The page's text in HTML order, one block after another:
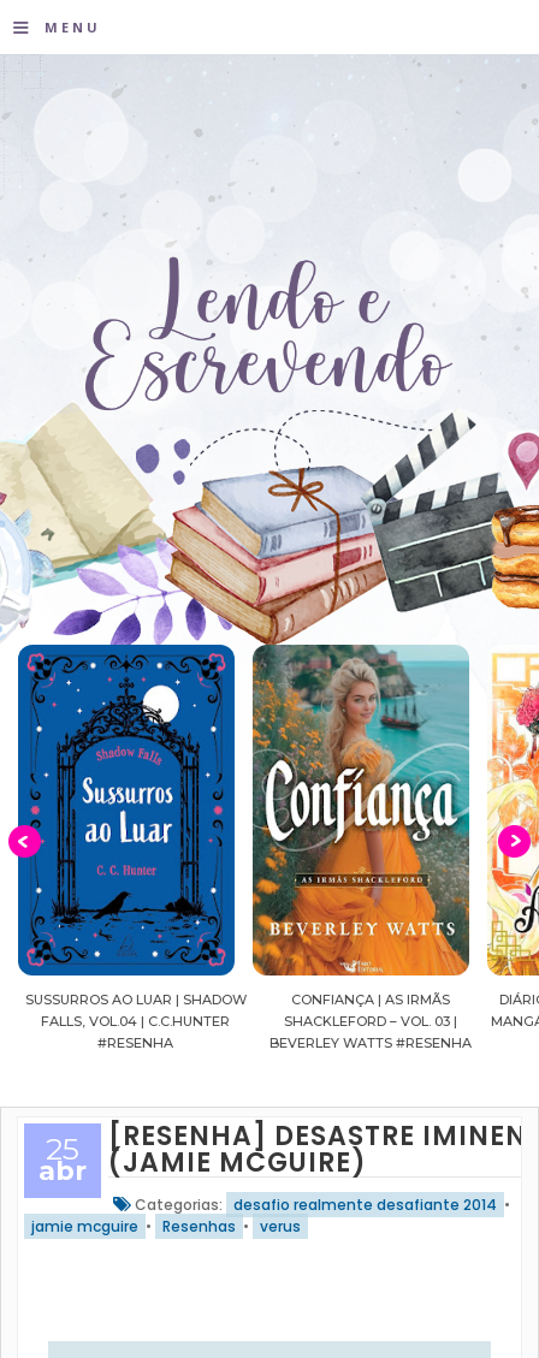
≡ MENU
SUSSURROS AO LUAR | SHADOW
FALLS, VOL.04 | C.C.HUNTER
#RESENHA
CONFIANÇA | AS IRMÃS
SHACKLEFORD – VOL. 03 |
BEVERLEY WATTS #RESENHA
25
abr
[RESENHA] DESASTRE
(JAMIE MCGUIRE)
Categorias: desafio realmente desafiante 2014 •
jamie mcguire • Resenhas • verus